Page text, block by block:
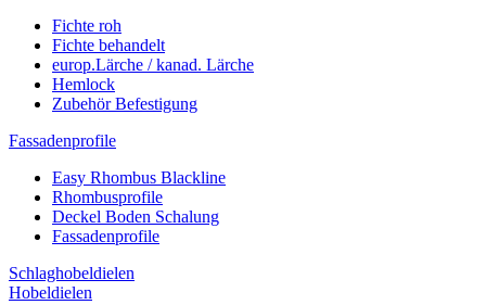
Fichte roh
Fichte behandelt
europ.Lärche / kanad. Lärche
Hemlock
Zubehör Befestigung
Fassadenprofile
Easy Rhombus Blackline
Rhombusprofile
Deckel Boden Schalung
Fassadenprofile
Schlaghobeldielen
Hobeldielen